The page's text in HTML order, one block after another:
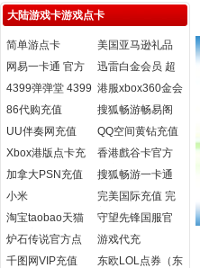
大陆游戏卡游戏点卡
简单游点卡
美国亚马逊礼品
卡
网易一卡通 官方
直充
迅雷白金会员 超
级会员开通
4399弹弹堂 4399
弹弹堂3点券 自动
港服xbox360金会
员 XBOXlive金会
86代购充值
搜狐畅游畅易阁
官网充值
UU伴奏网充值
QQ空间黄钻充值
Xbox港版点卡充
值
香港戲谷卡官方
卡充值
加拿大PSN充值
卡
搜狐畅游一卡通
幻想神域元气点
小米
(Xiaomi.com)游
完美国际充值 完
美游戏
淘宝taobao天猫
支付宝游戏代购
守望先锋国服官
方代充
炉石传说官方点
卡
游戏代充
千图网VIP充值
东欧LOL点券（东